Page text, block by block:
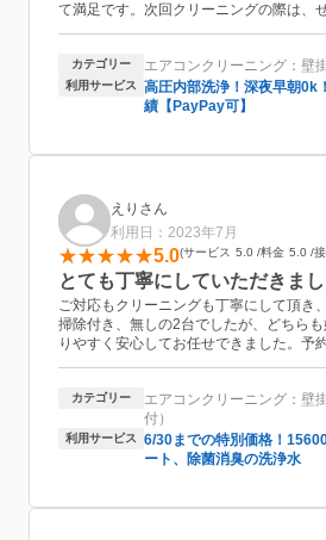
て満足です。次回クリーニングの際は、
したいと思います。このたびは暑い中、
カテゴリー エアコンクリーニング：壁
利用サービス
高圧内部洗浄！深夜早朝0k
績【PayPay可】
えりさん
利用日：2023年7月
5.0 サービス 5.0 料金 5.0
とても丁寧にしていただきまし
ご対応もクリーニングも丁寧にして頂き
掃除付き、無しの2台でしたが、どちら
りやすく安心してお任せできました。予
取れ、しかも時間の融通を利かせて頂き
カテゴリー
エアコンクリーニング：壁
付）
利用サービス
6/30までの特別価格！
ート、除菌消臭の洗浄水